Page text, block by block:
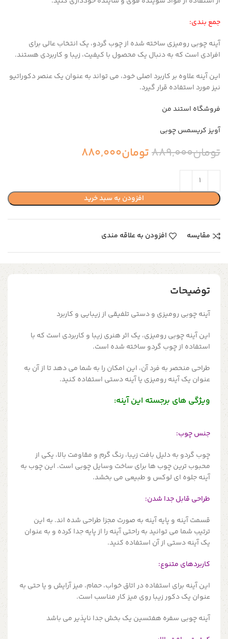
جمع بندی:
آینه چوبی رومیزی ساخته شده از چوب گردو، یک انتخاب عالی برای
افرادی است که به دنبال یک محصول با کیفیت، زیبا و کاربردی هستند.
این آینه علاوه بر کاربرد اصلی خود، می تواند به عنوان یک عنصر دکوراتیو
نیز مورد استفاده قرار گیرد.
فروشگاه استند من
آویز کریسمس چوبی
تومان889,000تومان880,000
افزودن به سبد خرید
مقایسه افزودن به علاقه مندی
توضیحات
آینه چوبی رومیزی و دستی تلفیقی از زیبایی و کاربرد
این آینه چوبی رومیزی، یک اثر هنری زیبا و کاربردی است که با
استفاده از چوب گردو ساخته شده است.
طراحی منحصر به فرد آن، این امکان را به شما می دهد تا از آن به
عنوان یک آینه رومیزی یا آینه دستی استفاده کنید.
ویژگی های برجسته این آینه:
جنس چوب:
چوب گردو به دلیل بافت زیبا، رنگ گرم و مقاومت بالا، یکی از
محبوب ترین چوب ها برای ساخت وسایل چوبی است. این چوب به
آینه جلوه ای لوکس و طبیعی می بخشد.
طراحی قابل جدا شدن:
قسمت آینه و پایه آینه به صورت مجزا طراحی شده اند. به این
ترتیب شما می توانید به راحتی آینه را از پایه جدا کرده و به عنوان
یک آینه دستی از آن استفاده کنید.
کاربردهای متنوع:
این آینه برای استفاده در اتاق خواب، حمام، میز آرایش و یا حتی به
عنوان یک دکور زیبا روی میز کار مناسب است.
آینه چوبی سفره هفتسین یک بخش جدا ناپذیر می باشد